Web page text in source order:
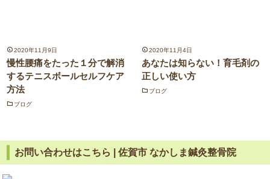
2020年11月9日
慢性腰痛をたった１分で解消
するテニスボールセルフケア
方法
ブログ
2020年11月4日
あなたは知らない！育毛剤の
正しい使い方
ブログ
お問い合わせはこちら | 佐賀市 なかしま鍼灸整骨院